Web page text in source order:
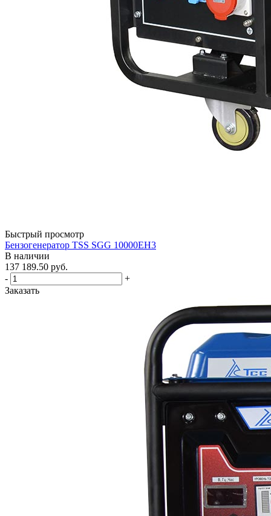
Быстрый просмотр
Бензогенератор TSS SGG 10000EH3
В наличии
137 189.50 руб.
-
+
Заказать